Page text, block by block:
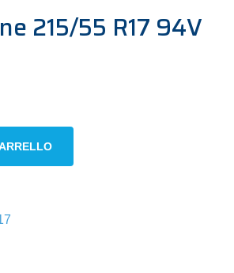
215/55 R17 94V